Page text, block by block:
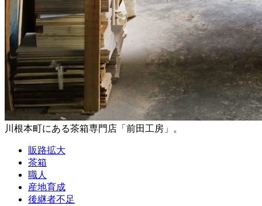
川根本町にある茶箱専門店「前田工房」。
販路拡大
茶箱
職人
産地育成
後継者不足